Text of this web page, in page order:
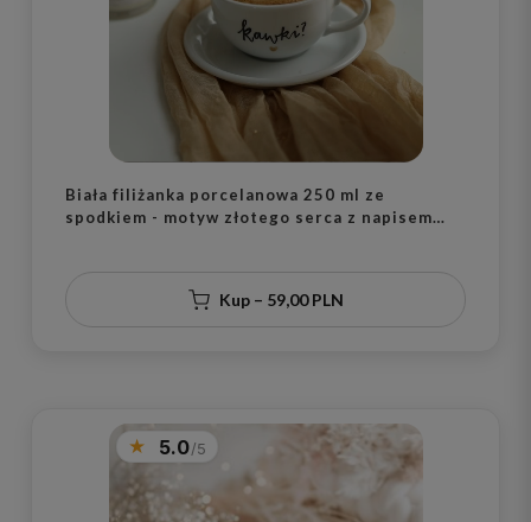
Biała filiżanka porcelanowa 250 ml ze
spodkiem - motyw złotego serca z napisem
Kup – 59,00 PLN
5.0